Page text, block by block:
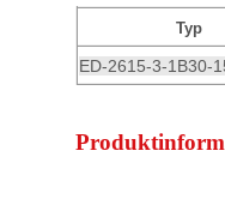
Typ
ED-2615-3-1B30-